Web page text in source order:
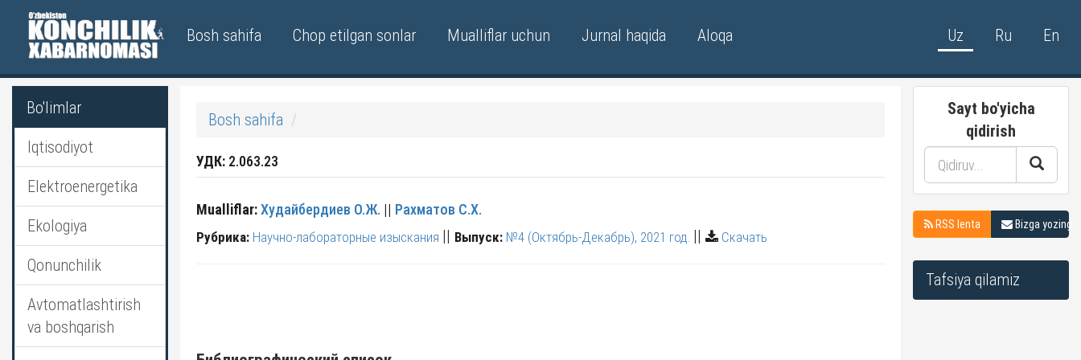
Bosh sahifa Chop etilgan sonlar Mualliflar uchun Jurnal haqida Aloqa Uz Ru En
Bo'limlar
Iqtisodiyot
Elektroenergetika
Ekologiya
Qonunchilik
Avtomatlashtirish
va boshqarish
Bosh sahifa
УДК: 2.063.23
Mualliflar:Худайбердиев О.Ж. || Рахматов С.Х.
Рубрика: Научно-лабораторные изыскания || Выпуск: №4 (Октябрь-Декабрь), 2021 год. || Скачать
Sayt bo'yicha
qidirish
RSS lenta Bizga yozing
Tafsiya qilamiz